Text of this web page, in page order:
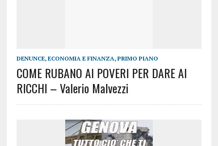
DENUNCE, ECONOMIA E FINANZA, PRIMO PIANO
COME RUBANO AI POVERI PER DARE AI
RICCHI – Valerio Malvezzi